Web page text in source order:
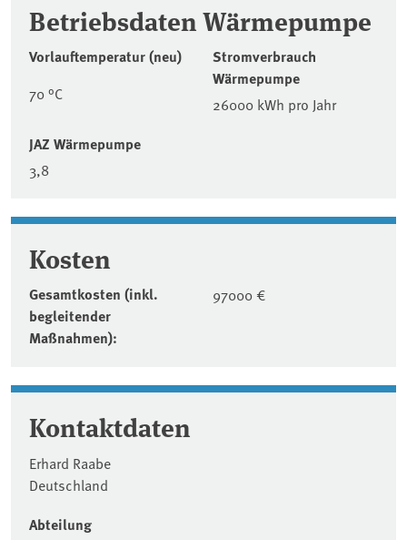
Betriebsdaten Wärmepumpe
Vorlauftemperatur (neu)
70 °C
Stromverbrauch
Wärmepumpe
26000 kWh pro Jahr
JAZ Wärmepumpe
3,8
Kosten
Gesamtkosten (inkl.
begleitender
Maßnahmen):
97000 €
Kontaktdaten
Erhard Raabe
Deutschland
Abteilung